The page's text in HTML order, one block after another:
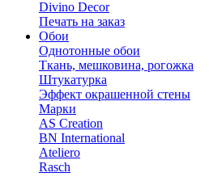
Divino Decor
Печать на заказ
Обои
Однотонные обои
Ткань, мешковина, рогожка
Штукатурка
Эффект окрашенной стены
Марки
AS Creation
BN International
Ateliero
Rasch